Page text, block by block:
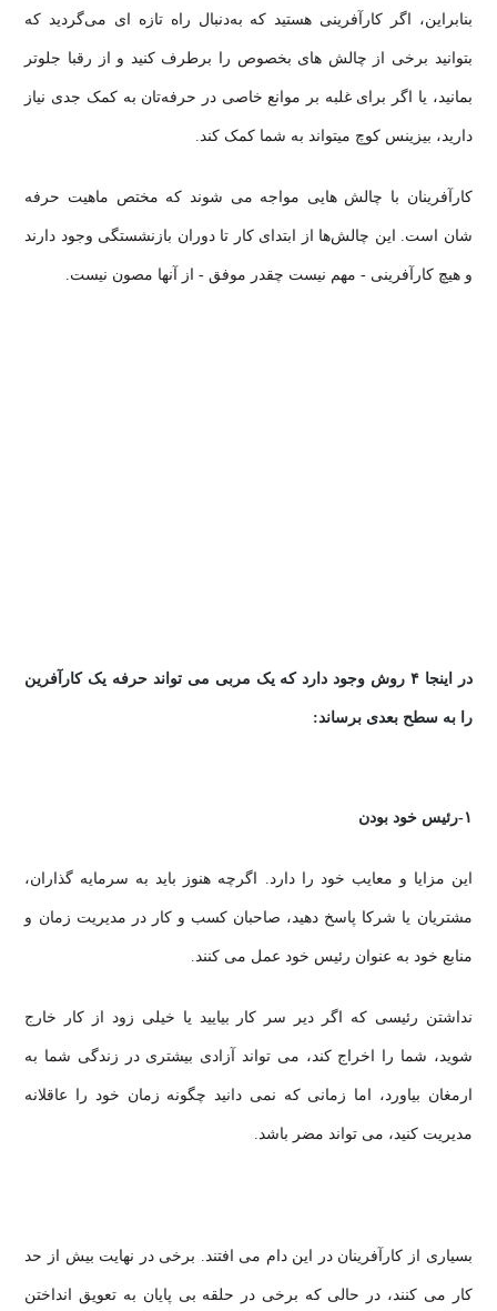
بنابراین، اگر کارآفرینی هستید که به‌دنبال راه تازه ای می‌گردید که
بتوانید برخی از چالش های بخصوص را برطرف کنید و از رقبا جلوتر
بمانید، یا اگر برای غلبه بر موانع خاصی در حرفه‌تان به کمک جدی نیاز
دارید، بیزینس کوچ میتواند به شما کمک کند.
کارآفرینان با چالش هایی مواجه می شوند که مختص ماهیت حرفه
شان است. این چالش‌ها از ابتدای کار تا دوران بازنشستگی وجود دارند
و هیچ کارآفرینی - مهم نیست چقدر موفق - از آنها مصون نیست.
در اینجا ۴ روش وجود دارد که یک مربی می تواند حرفه یک کارآفرین
را به سطح بعدی برساند:
۱-رئیس خود بودن
این مزایا و معایب خود را دارد. اگرچه هنوز باید به سرمایه گذاران،
مشتریان یا شرکا پاسخ دهید، صاحبان کسب و کار در مدیریت زمان و
منابع خود به عنوان رئیس خود عمل می کنند.
نداشتن رئیسی که اگر دیر سر کار بیایید یا خیلی زود از کار خارج
شوید، شما را اخراج کند، می تواند آزادی بیشتری در زندگی شما به
ارمغان بیاورد، اما زمانی که نمی دانید چگونه زمان خود را عاقلانه
مدیریت کنید، می تواند مضر باشد.
بسیاری از کارآفرینان در این دام می افتند. برخی در نهایت بیش از حد
کار می کنند، در حالی که برخی در حلقه بی پایان به تعویق انداختن